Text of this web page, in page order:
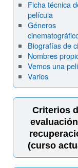
Ficha técnica
película
Géneros
Biografías de
Nombres
Vemos una
Varios
Criterios
(curso